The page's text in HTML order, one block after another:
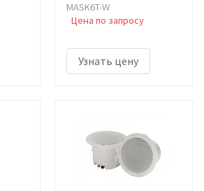
MASK6T-W
Цена по запросу
Узнать цену